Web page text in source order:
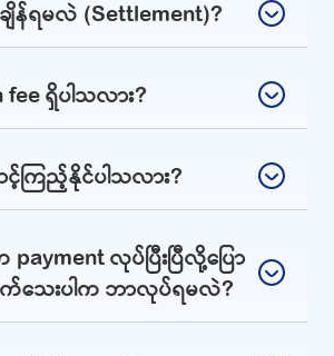
ရမလဲ (Settlement)?
fee ရှိပါသလား?
င့်ကြည့်နိုင်ပါသလား?
လုပ်ပြီးပြီလို့ပြော
က်သေးပါက ဘာလုပ်ရမလဲ?